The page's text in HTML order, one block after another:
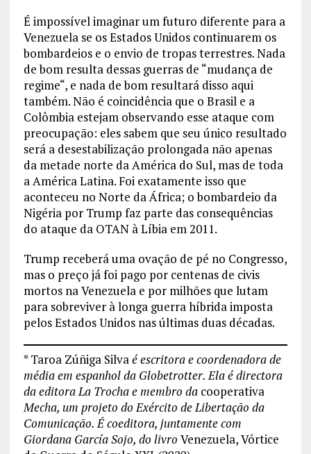
É impossível imaginar um futuro diferente para a
Venezuela se os Estados Unidos continuarem os
bombardeios e o envio de tropas terrestres. Nada
de bom resulta dessas guerras de “mudança de
regime“, e nada de bom resultará disso aqui
também. Não é coincidência que o Brasil e a
Colômbia estejam observando esse ataque com
preocupação: eles sabem que seu único resultado
será a desestabilização prolongada não apenas
da metade norte da América do Sul, mas de toda
a América Latina. Foi exatamente isso que
aconteceu no Norte da África; o bombardeio da
Nigéria por Trump faz parte das consequências
do ataque da OTAN à Líbia em 2011.
Trump receberá uma ovação de pé no Congresso,
mas o preço já foi pago por centenas de civis
mortos na Venezuela e por milhões que lutam
para sobreviver à longa guerra híbrida imposta
pelos Estados Unidos nas últimas duas décadas.
* Taroa Zúñiga Silvaé escritora e coordenadora de
média em espanhol da Globetrotter. Ela é directora
da editora La Trocha e membro dacooperativa
Mecha, um projeto do Exército de Libertação da
Comunicação. É coeditora, juntamente com
Giordana García Sojo, do livro Venezuela, Vórtice